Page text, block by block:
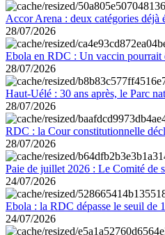
Accor Arena : deux catégories déjà
28/07/2026
Ebola en RDC : Un vaccin pourrait
28/07/2026
Haut-Uélé : 30 ans après, le Parc
28/07/2026
RDC : la Cour constitutionnelle
28/07/2026
Paie de juillet 2026 : Le Comité de
24/07/2026
Ebola : la RDC dépasse le seuil de
24/07/2026